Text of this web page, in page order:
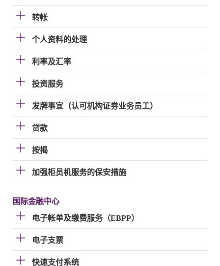
转帐
个人资料的处理
利率及汇率
投资服务
发牌事宜（认可机构证券业务员工）
贷款
按揭
加强柜员机服务的保安措施
国际金融中心
电子帐单及缴费服务（EBPP）
电子支票
快速支付系统